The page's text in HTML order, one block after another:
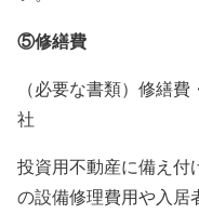
⑤修繕費
（必要な書類）修繕
社
投資用不動産に備え付
の設備修理費用や入居